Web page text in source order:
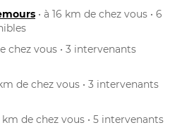
• à 16 km de chez vous • 6
chez vous • 3 intervenants
km de chez vous • 3 intervenants
km de chez vous • 5 intervenants